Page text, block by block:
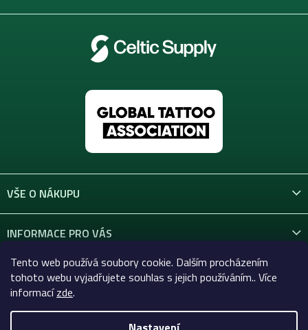
Tento web používá soubory cookie. Dalším procházením
tohoto webu vyjadřujete souhlas s jejich používáním.. Více
informacízde.
VŠE O NÁKUPU
INFORMACE PRO VÁS
KONTAKT